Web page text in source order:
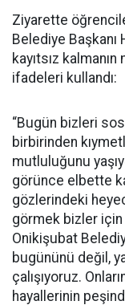
Ziyarette
Belediye
kayıtsız
ifadeleri kullandı:
“Bugün bizleri
birbirinden
mutluluğunu
görünce elbette
gözlerindeki
görmek bizler
Onikişubat
bugününü değil,
çalışıyoruz.
hayallerinin